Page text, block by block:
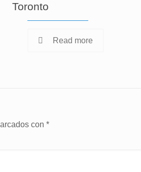
Toronto
Read more
con *